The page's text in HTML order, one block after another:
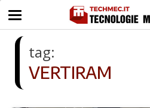
tag:
VERTIRAM